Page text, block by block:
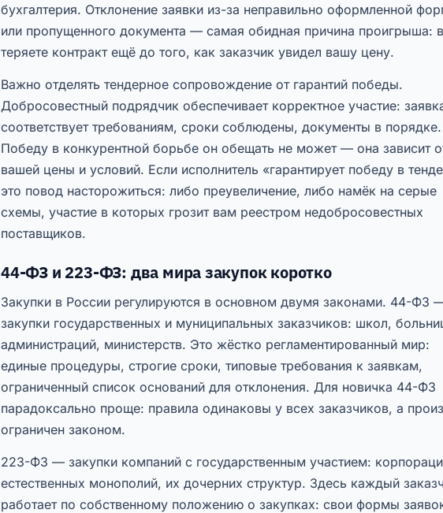
бухгалтерия. Отклонение заявки из-за неправильно оформленной
или пропущенного документа — самая обидная причина проигрыша:
теряете контракт ещё до того, как заказчик увидел вашу цену.
Важно отделять тендерное сопровождение от гарантий победы.
Добросовестный подрядчик обеспечивает корректное участие:
соответствует требованиям, сроки соблюдены, документы в порядке.
Победу в конкурентной борьбе он обещать не может — она зависит
вашей цены и условий. Если исполнитель «гарантирует победу в
это повод насторожиться: либо преувеличение, либо намёк на серые
схемы, участие в которых грозит вам реестром недобросовестных
поставщиков.
44-ФЗ и 223-ФЗ: два мира закупок коротко
Закупки в России регулируются в основном двумя законами. 44-ФЗ
закупки государственных и муниципальных заказчиков: школ,
администраций, министерств. Это жёстко регламентированный мир:
единые процедуры, строгие сроки, типовые требования к заявкам,
ограниченный список оснований для отклонения. Для новичка 44-ФЗ
парадоксально проще: правила одинаковы у всех заказчиков, а
ограничен законом.
223-ФЗ — закупки компаний с государственным участием:
естественных монополий, их дочерних структур. Здесь каждый
работает по собственному положению о закупках: свои формы